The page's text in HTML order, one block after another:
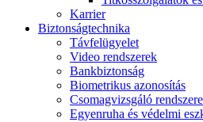
Karrier
Biztonságtechnika
Távfelügyelet
Video rendszerek
Bankbiztonság
Biometrikus azonosítás
Csomagvizsgáló
Egyenruha és védelmi